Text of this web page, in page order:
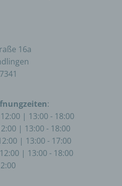
16a
:
| 13:00 - 18:00
| 13:00 - 18:00
| 13:00 - 17:00
| 13:00 - 18:00